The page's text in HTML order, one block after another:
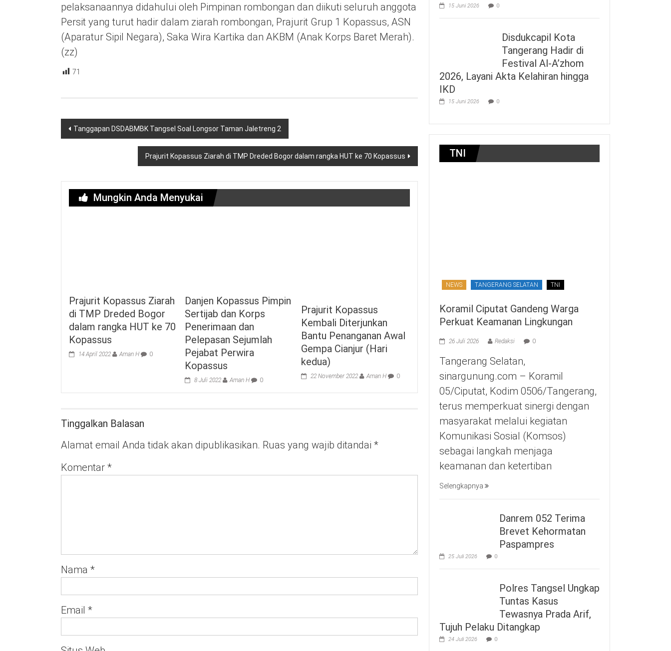
pelaksanaannya didahului oleh Pimpinan rombongan dan diikuti seluruh anggota
Persit yang turut hadir dalam ziarah rombongan, Prajurit Grup 1 Kopassus, ASN
(Aparatur Sipil Negara), Saka Wira Kartika dan AKBM (Anak Korps Baret Merah).
(zz)
71
Navigasi
pos
Tanggapan DSDABMBK Tangsel Soal Longsor Taman Jaletreng 2
Prajurit Kopassus Ziarah di TMP Dreded Bogor dalam rangka HUT ke 70 Kopassus
Mungkin Anda Menyukai
Prajurit Kopassus Ziarah
di TMP Dreded Bogor
dalam rangka HUT ke 70
Kopassus
14 April 2022 Aman H 0
Danjen Kopassus Pimpin
Sertijab dan Korps
Penerimaan dan
Pelepasan Sejumlah
Pejabat Perwira
Kopassus
8 Juli 2022 Aman H 0
Prajurit Kopassus
Kembali Diterjunkan
Bantu Penanganan Awal
Gempa Cianjur (Hari
kedua)
22 November 2022 Aman H 0
Tinggalkan Balasan
Alamat email Anda tidak akan dipublikasikan. Ruas yang wajib ditandai *
Komentar *
Nama *
Email *
15 Juni 2026 0
Disdukcapil Kota
Tangerang Hadir di
Festival Al-A’zhom
2026, Layani Akta Kelahiran hingga
IKD
15 Juni 2026 0
TNI
NEWS TANGERANG SELATAN TNI
Koramil Ciputat Gandeng Warga
Perkuat Keamanan Lingkungan
26 Juli 2026 Redaksi 0
Tangerang Selatan,
sinargunung.com – Koramil
05/Ciputat, Kodim 0506/Tangerang,
terus memperkuat sinergi dengan
masyarakat melalui kegiatan
Komunikasi Sosial (Komsos)
sebagai langkah menjaga
keamanan dan ketertiban
Selengkapnya
Danrem 052 Terima
Brevet Kehormatan
Paspampres
25 Juli 2026 0
Polres Tangsel Ungkap
Tuntas Kasus
Tewasnya Prada Arif,
Tujuh Pelaku Ditangkap
24 Juli 2026 0